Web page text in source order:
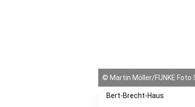
© Martin Möller/FUNKE Foto
Bert-Brecht-Haus